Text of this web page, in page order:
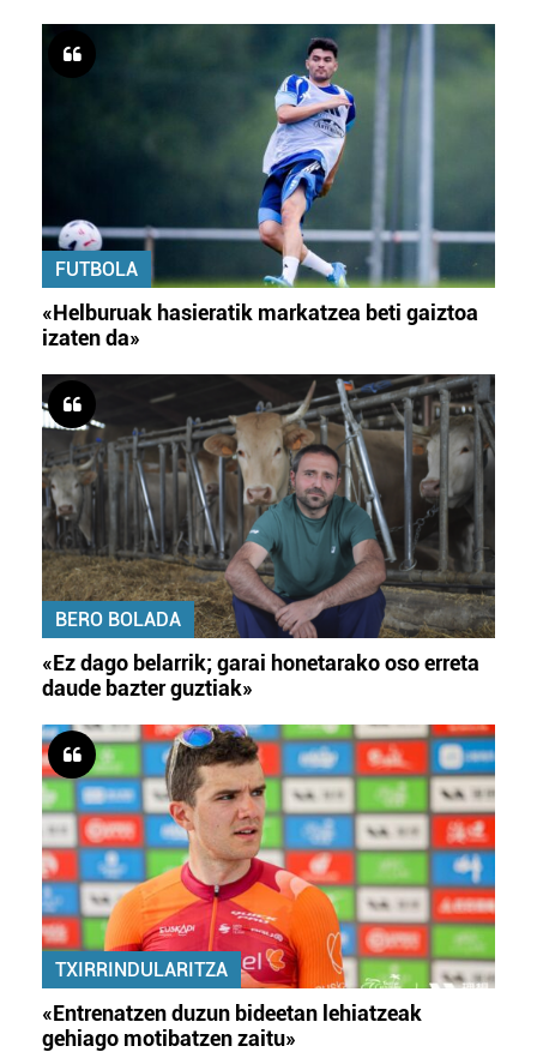
FUTBOLA
«Helburuak hasieratik markatzea beti gaiztoa
izaten da»
BERO BOLADA
«Ez dago belarrik; garai honetarako oso erreta
daude bazter guztiak»
TXIRRINDULARITZA
«Entrenatzen duzun bideetan lehiatzeak
gehiago motibatzen zaitu»